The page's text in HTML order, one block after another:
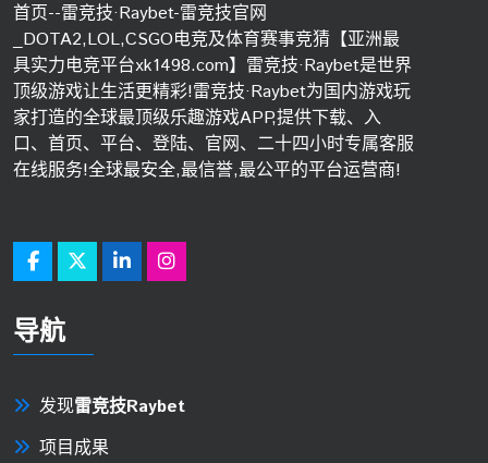
首页--雷竞技·Raybet-雷竞技官网
_DOTA2,LOL,CSGO电竞及体育赛事竞猜【亚洲最
具实力电竞平台xk1498.com】雷竞技·Raybet是世界
顶级游戏让生活更精彩!雷竞技·Raybet为国内游戏玩
家打造的全球最顶级乐趣游戏APP,提供下载、入
口、首页、平台、登陆、官网、二十四小时专属客服
在线服务!全球最安全,最信誉,最公平的平台运营商!
导航
发现雷竞技Raybet
项目成果